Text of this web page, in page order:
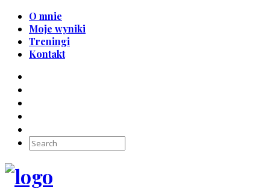
O mnie
Moje wyniki
Treningi
Kontakt